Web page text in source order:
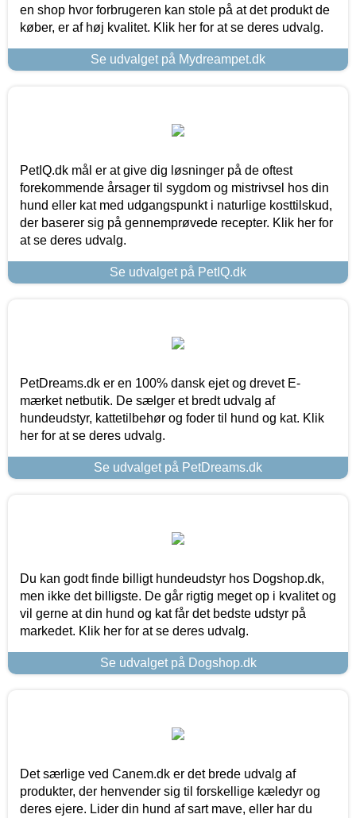
en shop hvor forbrugeren kan stole på at det produkt de
køber, er af høj kvalitet. Klik her for at se deres udvalg.
Se udvalget på Mydreampet.dk
PetIQ.dk mål er at give dig løsninger på de oftest
forekommende årsager til sygdom og mistrivsel hos din
hund eller kat med udgangspunkt i naturlige kosttilskud,
der baserer sig på gennemprøvede recepter. Klik her for
at se deres udvalg.
Se udvalget på PetIQ.dk
PetDreams.dk er en 100% dansk ejet og drevet E-
mærket netbutik. De sælger et bredt udvalg af
hundeudstyr, kattetilbehør og foder til hund og kat. Klik
her for at se deres udvalg.
Se udvalget på PetDreams.dk
Du kan godt finde billigt hundeudstyr hos Dogshop.dk,
men ikke det billigste. De går rigtig meget op i kvalitet og
vil gerne at din hund og kat får det bedste udstyr på
markedet. Klik her for at se deres udvalg.
Se udvalget på Dogshop.dk
Det særlige ved Canem.dk er det brede udvalg af
produkter, der henvender sig til forskellige kæledyr og
deres ejere. Lider din hund af sart mave, eller har du